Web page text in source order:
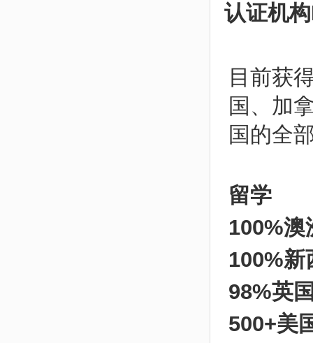
认证机
目前获
国、加
国的全
留学
100%澳
100%新
98%英
500+美